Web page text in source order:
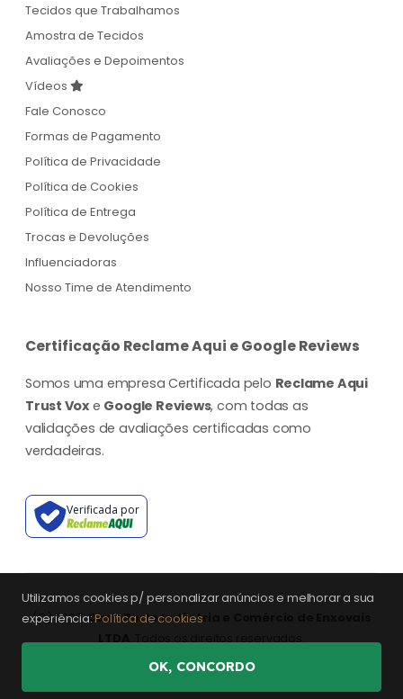
Utilizamos cookies p/ personalizar anúncios e melhorar a sua
experiência:Política de cookies
OK, CONCORDO
Tecidos que Trabalhamos
Amostra de Tecidos
Avaliações e Depoimentos
Vídeos
Fale Conosco
Formas de Pagamento
Política de Privacidade
Política de Cookies
Política de Entrega
Trocas e Devoluções
Influenciadoras
Nosso Time de Atendimento
Certificação Reclame Aqui e Google Reviews
Somos uma empresa Certificada pelo Reclame Aqui
Trust Vox e Google Reviews, com todas as
validações de avaliações certificadas como
verdadeiras.
Verificada por
(©) 2025.Casa Porto Indústria e Comércio de Enxovais